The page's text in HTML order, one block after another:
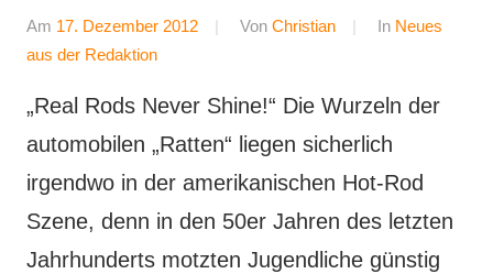
Am 17. Dezember 2012 Von Christian In Neues
aus der Redaktion
„Real Rods Never Shine!“ Die Wurzeln der
automobilen „Ratten“ liegen sicherlich
irgendwo in der amerikanischen Hot-Rod
Szene, denn in den 50er Jahren des letzten
Jahrhunderts motzten Jugendliche günstig